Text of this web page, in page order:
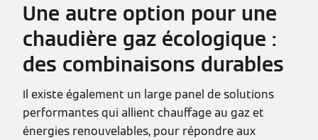
Une autre option pour une
chaudière gaz écologique :
des combinaisons durables
Il existe également un large panel de solutions
performantes qui allient chauffage au gaz et
énergies renouvelables, pour répondre aux